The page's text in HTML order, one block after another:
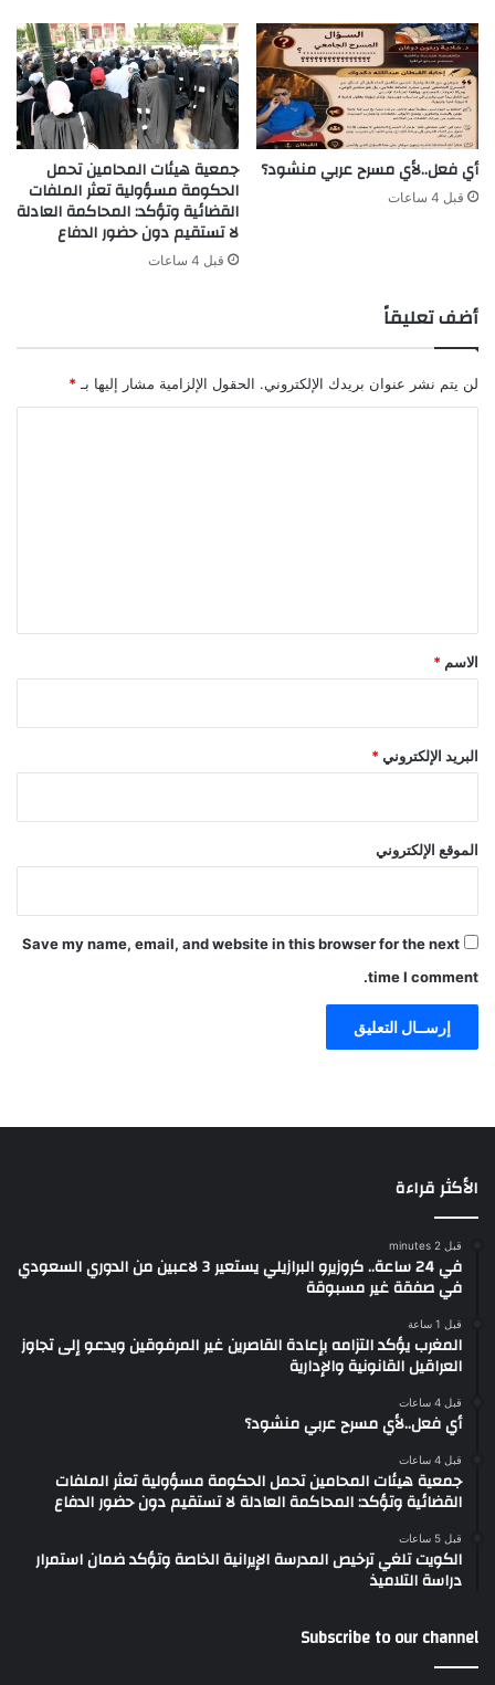
أي فعل..لأي مسرح عربي منشود؟
قبل 4 ساعات
جمعية هيئات المحامين تحمل
الحكومة مسؤولية تعثر الملفات
القضائية وتؤكد: المحاكمة العادلة
لا تستقيم دون حضور الدفاع
قبل 4 ساعات
أضف تعليقاً
لن يتم نشر عنوان بريدك الإلكتروني. الحقول الإلزامية مشار إليها بـ *
*
الاسم *
البريد الإلكتروني*
الموقع الإلكتروني
Save my name, email, and website in this browser for the next
time I comment.
الأكثر قراءة
قبل 2 minutes
في 24 ساعة.. كروزيرو البرازيلي يستعير 3 لاعبين من الدوري السعودي
في صفقة غير مسبوقة
قبل 1 ساعة
المغرب يؤكد التزامه بإعادة القاصرين غير المرفوقين ويدعو إلى تجاوز
العراقيل القانونية والإدارية
قبل 4 ساعات
أي فعل..لأي مسرح عربي منشود؟
قبل 4 ساعات
جمعية هيئات المحامين تحمل الحكومة مسؤولية تعثر الملفات
القضائية وتؤكد: المحاكمة العادلة لا تستقيم دون حضور الدفاع
قبل 5 ساعات
الكويت تلغي ترخيص المدرسة الإيرانية الخاصة وتؤكد ضمان استمرار
دراسة التلاميذ
Subscribe to our channel